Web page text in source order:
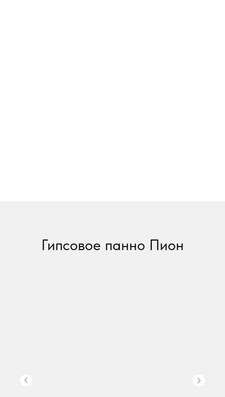
Гипсовое панно Пион